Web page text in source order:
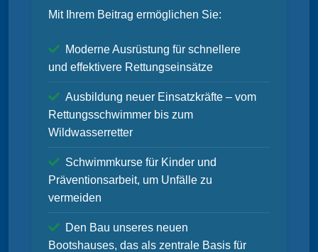
Mit Ihrem Beitrag ermöglichen Sie:
Moderne Ausrüstung für schnellere
und effektivere Rettungseinsätze
Ausbildung neuer Einsatzkräfte – vom
Rettungsschwimmer bis zum
Wildwasserretter
Schwimmkurse für Kinder und
Präventionsarbeit, um Unfälle zu
vermeiden
Den Bau unseres neuen
Bootshauses, das als zentrale Basis für